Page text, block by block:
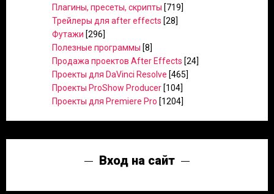
Плагины, пресеты, скрипты [719]
Трейлеры для after effects [28]
Футажи [296]
Полезные программы [8]
Продажа проектов After Effects [24]
Проекты для DaVinci Resolve [465]
Проекты ProShow Producer [104]
Проекты для Premiere Pro [1204]
Вход на сайт